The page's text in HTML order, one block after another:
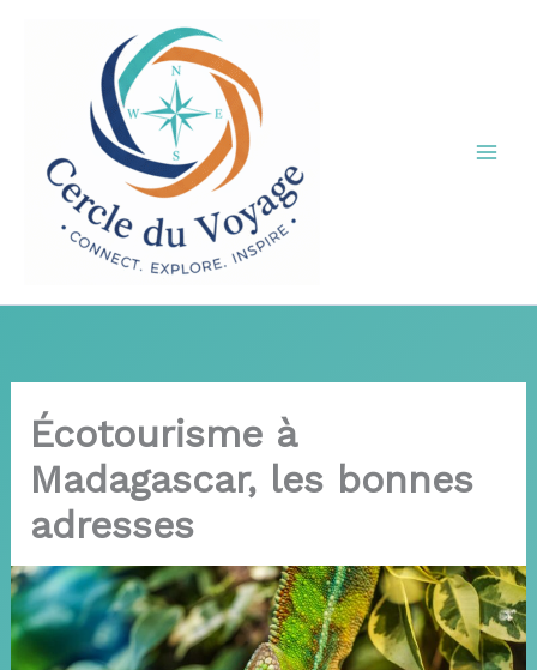
Écotourisme à
Madagascar, les bonnes
adresses